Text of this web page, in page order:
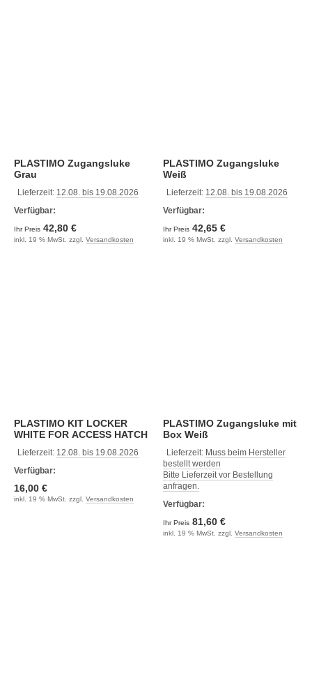
PLASTIMO Zugangsluke
Grau
Lieferzeit: 12.08. bis 19.08.2026
Verfügbar:
Ihr Preis 42,80 €
inkl. 19 % MwSt. zzgl. Versandkosten
PLASTIMO Zugangsluke
Weiß
Lieferzeit: 12.08. bis 19.08.2026
Verfügbar:
Ihr Preis 42,65 €
inkl. 19 % MwSt. zzgl. Versandkosten
PLASTIMO KIT LOCKER
WHITE FOR ACCESS HATCH
Lieferzeit: 12.08. bis 19.08.2026
Verfügbar:
16,00 €
inkl. 19 % MwSt. zzgl. Versandkosten
PLASTIMO Zugangsluke mit
Box Weiß
Lieferzeit: Muss beim Hersteller
bestellt werden
Bitte Lieferzeit vor Bestellung
anfragen.
Verfügbar:
Ihr Preis 81,60 €
inkl. 19 % MwSt. zzgl. Versandkosten